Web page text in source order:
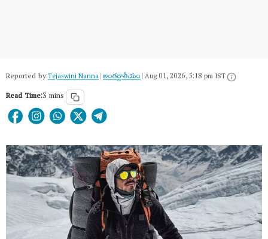
Reported by:Tejaswini Nanna|అంత‌ర్జాతీయం|Aug 01, 2026, 5:18 pm IST
Read Time:3 mins